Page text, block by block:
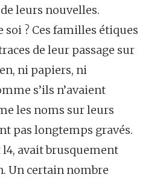
leurs nouvelles.
? Ces familles étiques
de leur passage sur
ni papiers, ni
s’ils n’avaient
les noms sur leurs
pas longtemps gravés.
l4, avait brusquement
Un certain nombre